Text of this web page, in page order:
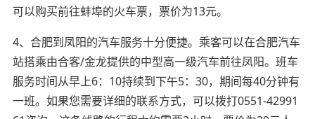
可以购买前往蚌埠的火车票，票价为13元。
4、合肥到凤阳的汽车服务十分便捷。乘客可以在合肥汽车
站搭乘由合客/金龙提供的中型高一级汽车前往凤阳。班车
服务时间从早上6：10持续到下午5：30，期间每40分钟有
一班。如果您需要详细的联系方式，可以拨打0551-42991